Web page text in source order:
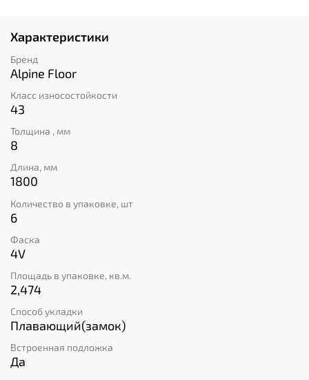
каждая плитка имеет длину 1800 мм и ширину 229
мм, обеспечивая быстрый монтаж благодаря
плавающей системе замков. Подходит как для
коммерческих, так и жилых помещений. Кроме того,
встроенная подложка позволяет обойтись без
дополнительных затрат на приобретение подложки.
Эта плитка производится из каменно-полимерного
композита, который является абсолютно безопасным
материалом (класс пожарной безопасности КМ2). И
наконец, эта модель поставляется в упаковках по 6
штук, покрывающих площадь в 2,474 квадратных
метра, позволяя вам легко рассчитать необходимое
Характеристики
Бренд
Alpine Floor
Класс износостойкости
43
Толщина , мм
8
Длина, мм
1800
Количество в упаковке, шт
6
Фаска
4V
Площадь в упаковке, кв.м.
2,474
Способ укладки
Плавающий(замок)
Встроенная подложка
Да